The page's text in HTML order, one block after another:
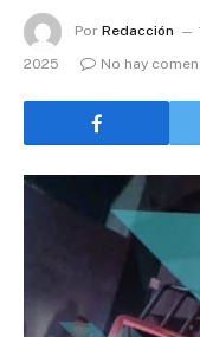
Por Redacción
2025
No hay